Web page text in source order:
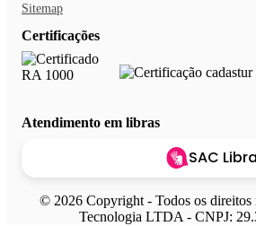
Sitemap
Certificações
Atendimento em libras
SAC
© 2026 Copyright - Todos os direitos
Tecnologia LTDA - CNPJ: